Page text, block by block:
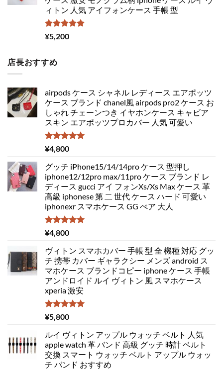
ィトン 人気 アイフォンケース 手帳 型
5段階中
5.00
¥5,200
店長おすすめ
airpods ケース シャネル レディース エアポッツ
ケース ブランド chanel風 airpods pro2 ケース お
しゃれ チェーンつき イヤホンケース キャビア
スキン エアポッツプロカバー 人気 可愛い
5段階中
5.00
¥4,800
グッチ iPhone15/14/14pro ケース 型押し
iphone12/12pro max/11pro ケース ブランド レ
ディース gucci アイ フォンXs/Xs Max ケース 革
高級 iphonese 第 二 世代 ケース ハード 可愛い
iphonexr スマホケース GG ぺア 大人
5段階中
5.00
¥4,800
ヴィトン スマホカバー 手帳 型 全 機種 対応 グッ
チ 携帯 カバー ギャラクシー メンズ android ス
マホケース ブランドコピー iphone ケース 手帳
アンドロイド ルイ ヴィトン 風 スマホケース
xperia 激安
5段階中
5.00
¥5,800
ルイ ヴィトン アップル ウォッチ ベルト 人気
apple watch 革 バンド 高級 グッチ 時計 ベルト
交換 スマート ウォッチ ベルト アップル ウォッ
チ バンド おすすめ